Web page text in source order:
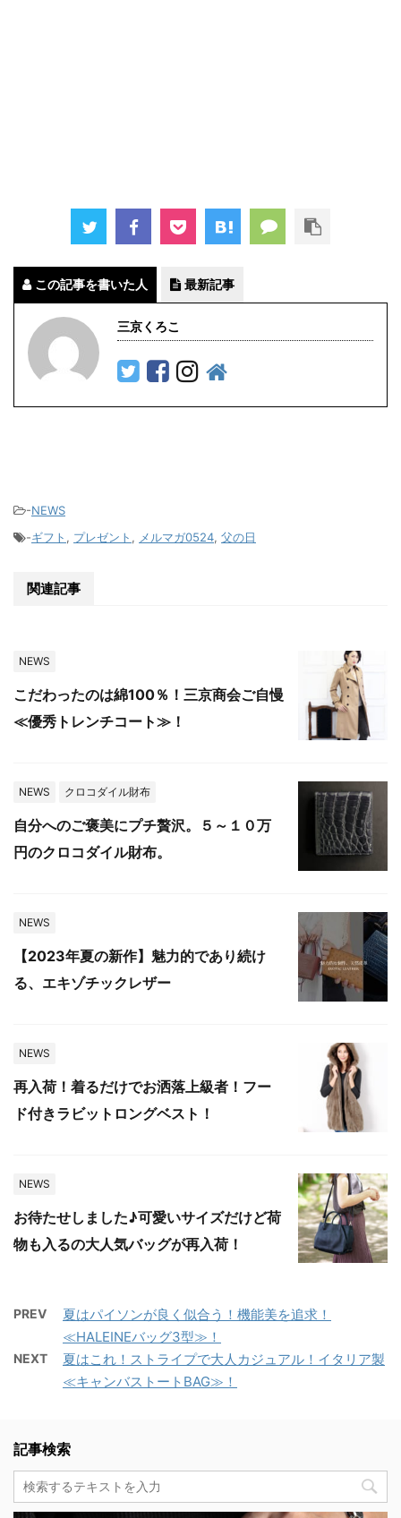
この記事を書いた人 最新記事
三京くろこ
-NEWS
-ギフト , プレゼント , メルマガ0524, 父の日
関連記事
NEWS
こだわったのは綿100％！三京商会ご自慢
≪優秀トレンチコート≫！
NEWS クロコダイル財布
自分へのご褒美にプチ贅沢。５～１０万
円のクロコダイル財布。
NEWS
【2023年夏の新作】魅力的であり続け
る、エキゾチックレザー
NEWS
再入荷！着るだけでお洒落上級者！フー
ド付きラビットロングベスト！
NEWS
お待たせしました♪可愛いサイズだけど荷
物も入るの大人気バッグが再入荷！
PREV
夏はパイソンが良く似合う！機能美を追求！
≪HALEINEバッグ3型≫！
NEXT
夏はこれ！ストライプで大人カジュアル！イタリア製
≪キャンバストートBAG≫！
記事検索